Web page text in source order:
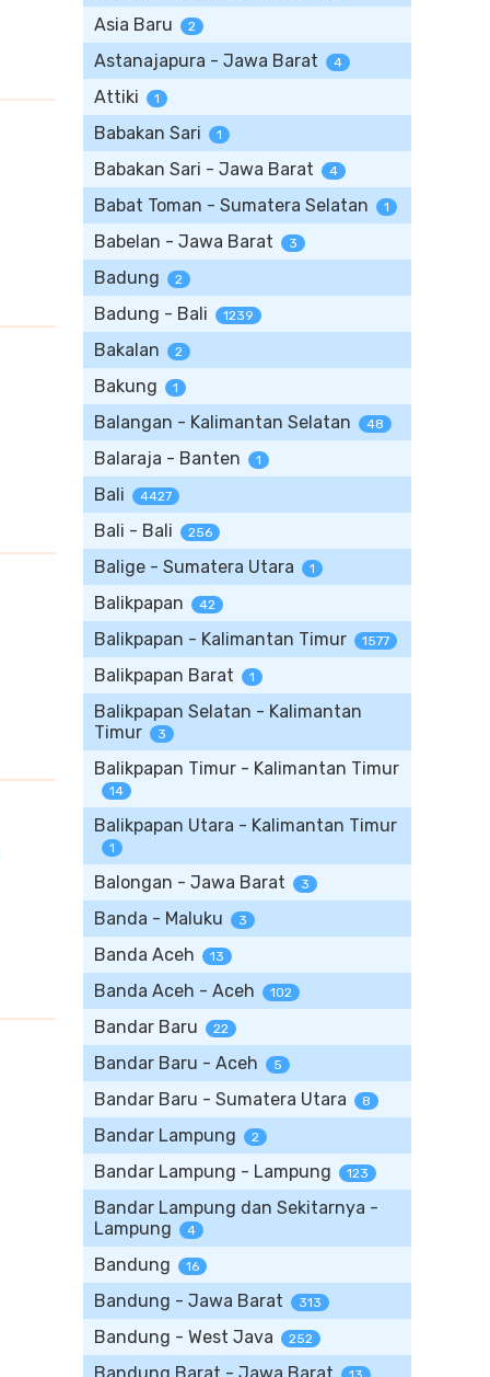
Asia Baru 2
Astanajapura - Jawa Barat 4
Attiki 1
Babakan Sari 1
Babakan Sari - Jawa Barat 4
Babat Toman - Sumatera Selatan 1
Babelan - Jawa Barat 3
Badung 2
Badung - Bali 1239
Bakalan 2
Bakung 1
Balangan - Kalimantan Selatan 48
Balaraja - Banten 1
Bali 4427
Bali - Bali 256
Balige - Sumatera Utara 1
Balikpapan 42
Balikpapan - Kalimantan Timur 1577
Balikpapan Barat 1
Balikpapan Selatan - Kalimantan
Timur
3
Balikpapan Timur - Kalimantan Timur
14
Balikpapan Utara - Kalimantan Timur
1
Balongan - Jawa Barat 3
Banda - Maluku 3
Banda Aceh 13
Banda Aceh - Aceh 102
Bandar Baru 22
Bandar Baru - Aceh 5
Bandar Baru - Sumatera Utara 8
Bandar Lampung 2
Bandar Lampung - Lampung 123
Bandar Lampung dan Sekitarnya -
Lampung
4
Bandung 16
Bandung - Jawa Barat 313
Bandung - West Java 252